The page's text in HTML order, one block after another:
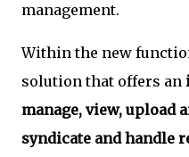
management.
Within the new
solution that offers an
manage, view, upload
syndicate and handle